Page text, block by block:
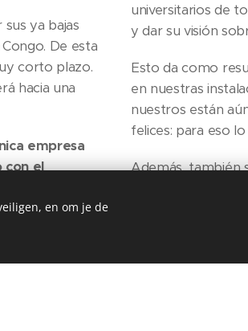
ya bajas
De esta
corto plazo.
hacia una
empresa
con el
dude en
universitarios de
y dar su visión
Esto da como
en nuestras
nuestros están
felices: para eso
Además, también
el día del
en om je de